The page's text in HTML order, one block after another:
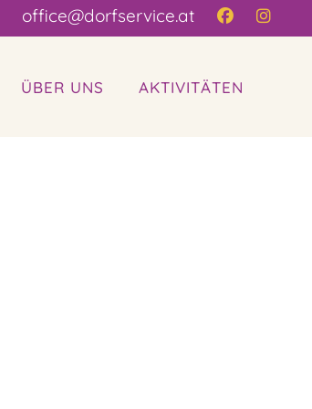
office@dorfservice.at
ÜBER UNS AKTIVITÄTEN